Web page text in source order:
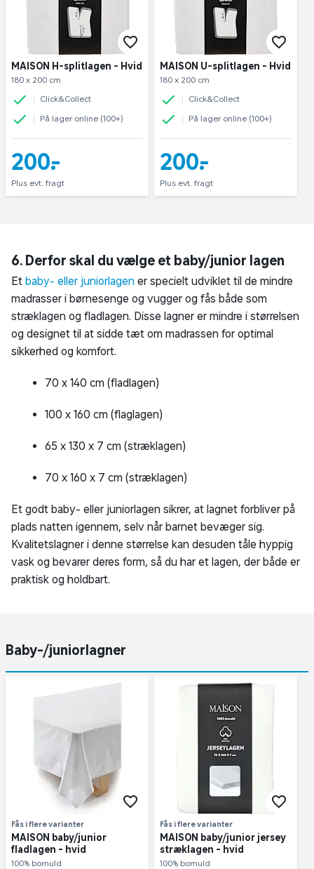
MAISON H-splitlagen - Hvid
180 x 200 cm
Click&Collect
På lager online (100+)
200,-
Plus evt. fragt
MAISON U-splitlagen - Hvid
180 x 200 cm
Click&Collect
På lager online (100+)
200,-
Plus evt. fragt
6. Derfor skal du vælge et baby/junior lagen
Et baby- eller juniorlagen er specielt udviklet til de mindre
madrasser i børnesenge og vugger og fås både som
stræklagen og fladlagen. Disse lagner er mindre i størrelsen
og designet til at sidde tæt om madrassen for optimal
sikkerhed og komfort.
70 x 140 cm (fladlagen)
100 x 160 cm (flaglagen)
65 x 130 x 7 cm (stræklagen)
70 x 160 x 7 cm (stræklagen)
Et godt baby- eller juniorlagen sikrer, at lagnet forbliver på
plads natten igennem, selv når barnet bevæger sig.
Kvalitetslagner i denne størrelse kan desuden tåle hyppig
vask og bevarer deres form, så du har et lagen, der både er
praktisk og holdbart.
Baby-/juniorlagner
Fås i flere varianter
MAISON baby/junior
fladlagen - hvid
100% bomuld
Fås i flere varianter
MAISON baby/junior jersey
stræklagen - hvid
100% bomuld